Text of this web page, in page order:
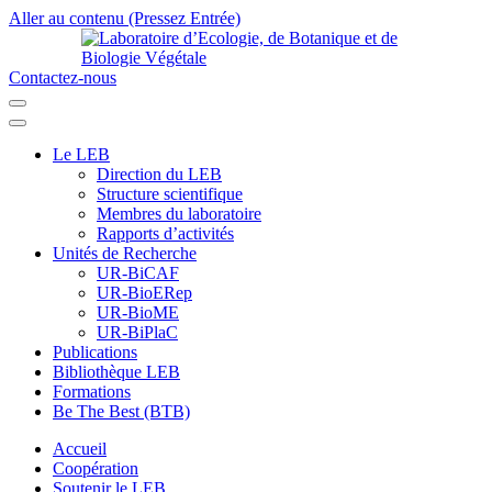
Aller au contenu (Pressez Entrée)
Contactez-nous
Le LEB
Direction du LEB
Structure scientifique
Membres du laboratoire
Rapports d’activités
Unités de Recherche
UR-BiCAF
UR-BioERep
UR-BioME
UR-BiPlaC
Publications
Bibliothèque LEB
Formations
Be The Best (BTB)
Accueil
Coopération
Soutenir le LEB